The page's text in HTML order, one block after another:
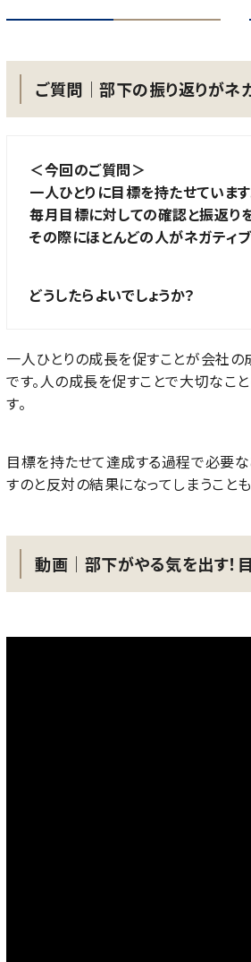
ご質問│部下の振り返りがネ
＜今回のご質問＞
一人ひとりに目標を持たせています
毎月目標に対しての確認と振返りを
その際にほとんどの人がネガティ
どうしたらよいでしょうか？
一人ひとりの成長を促すことが会社の
です。人の成長を促すことで大切なこと
す。
目標を持たせて達成する過程で必要な
すのと反対の結果になってしまうこと
動画│部下がやる気を出す！